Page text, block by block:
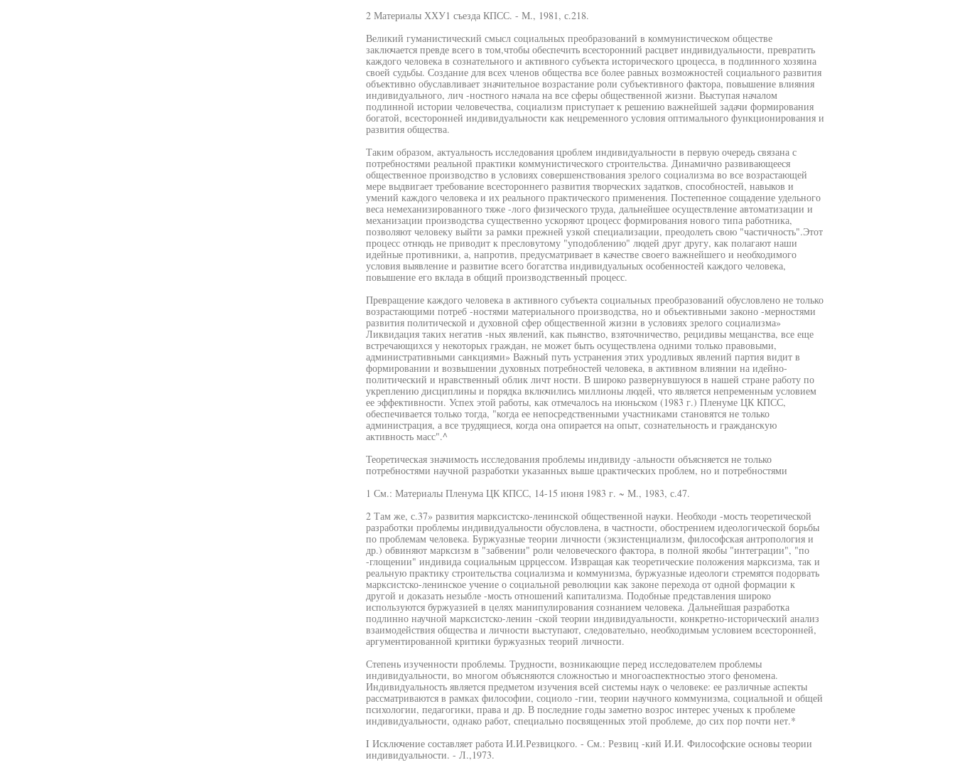
2 Материалы ХХУ1 съезда КПСС. - М., 1981, с.218.
Великий гуманистический смысл социальных преобразований в коммунистическом обществе
заключается превде всего в том,чтобы обеспечить всесторонний расцвет индивидуальности, превратить
каждого человека в сознательного и активного субъекта исторического цроцесса, в подлинного хозяина
своей судьбы. Создание для всех членов общества все более равных возможностей социального развития
объективно обуславливает значительное возрастание роли субъективного фактора, повышение влияния
индивидуального, лич -ностного начала на все сферы общественной жизни. Выступая началом
подлинной истории человечества, социализм приступает к решению важнейшей задачи формирования
богатой, всесторонней индивидуальности как нецременного условия оптимального функционирования и
развития общества.
Таким образом, актуальность исследования цроблем индивидуальности в первую очередь связана с
потребностями реальной практики коммунистического строительства. Динамично развивающееся
общественное производство в условиях совершенствования зрелого социализма во все возрастающей
мере выдвигает требование всестороннего развития творческих задатков, способностей, навыков и
умений каждого человека и их реального практического применения. Постепенное сощадение удельного
веса немеханизированного тяже -лого физического труда, дальнейшее осуществление автоматизации и
механизации производства существенно ускоряют цроцесс формирования нового типа работника,
позволяют человеку выйти за рамки прежней узкой специализации, преодолеть свою "частичность".Этот
процесс отнюдь не приводит к пресловутому "уподоблению" людей друг другу, как полагают наши
идейные противники, а, напротив, предусматривает в качестве своего важнейшего и необходимого
условия выявление и развитие всего богатства индивидуальных особенностей каждого человека,
повышение его вклада в общий производственный процесс.
Превращение каждого человека в активного субъекта социальных преобразований обусловлено не только
возрастающими потреб -ностями материального производства, но и объективными законо -мерностями
развития политической и духовной сфер общественной жизни в условиях зрелого социализма»
Ликвидация таких негатив -ных явлений, как пьянство, взяточничество, рецидивы мещанства, все еще
встречающихся у некоторых граждан, не может быть осуществлена одними только правовыми,
административными санкциями» Важный путь устранения этих уродливых явлений партия видит в
формировании и возвышении духовных потребностей человека, в активном влиянии на идейно-
политический и нравственный облик личт ности. В широко развернувшуюся в нашей стране работу по
укреплению дисциплины и порядка включились миллионы людей, что является непременным условием
ее эффективности. Успех этой работы, как отмечалось на июньском (1983 г.) Пленуме ЦК КПСС,
обеспечивается только тогда, "когда ее непосредственными участниками становятся не только
администрация, а все трудящиеся, когда она опирается на опыт, сознательность и гражданскую
активность масс".^
Теоретическая значимость исследования проблемы индивиду -альности объясняется не только
потребностями научной разработки указанных выше црактических проблем, но и потребностями
1 См.: Материалы Пленума ЦК КПСС, 14-15 июня 1983 г. ~ М., 1983, с.47.
2 Там же, с.37» развития марксистско-ленинской общественной науки. Необходи -мость теоретической
разработки проблемы индивидуальности обусловлена, в частности, обострением идеологической борьбы
по проблемам человека. Буржуазные теории личности (экзистенциализм, философская антропология и
др.) обвиняют марксизм в "забвении" роли человеческого фактора, в полной якобы "интеграции", "по
-глощении" индивида социальным цррцессом. Извращая как теоретические положения марксизма, так и
реальную практику строительства социализма и коммунизма, буржуазные идеологи стремятся подорвать
марксистско-ленинское учение о социальной революции как законе перехода от одной формации к
другой и доказать незыбле -мость отношений капитализма. Подобные представления широко
используются буржуазией в целях манипулирования сознанием человека. Дальнейшая разработка
подлинно научной марксистско-ленин -ской теории индивидуальности, конкретно-исторический анализ
взаимодействия общества и личности выступают, следовательно, необходимым условием всесторонней,
аргументированной критики буржуазных теорий личности.
Степень изученности проблемы. Трудности, возникающие перед исследователем проблемы
индивидуальности, во многом объясняются сложностью и многоаспектностью этого феномена.
Индивидуальность является предметом изучения всей системы наук о человеке: ее различные аспекты
рассматриваются в рамках философии, социоло -гии, теории научного коммунизма, социальной и общей
психологии, педагогики, права и др. В последние годы заметно возрос интерес ученых к проблеме
индивидуальности, однако работ, специально посвященных этой проблеме, до сих пор почти нет.*
I Исключение составляет работа И.И.Резвицкого. - См.: Резвиц -кий И.И. Философские основы теории
индивидуальности. - Л.,1973.